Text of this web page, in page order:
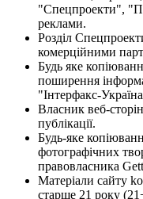
"Спецпроекти",
реклами.
Розділ
комерційними
Будь яке
поширення
"Інтерфакс-
Власник веб-
публікації.
Будь-яке
фотографічних
правовласника
Матеріали сайту
старше 21 року